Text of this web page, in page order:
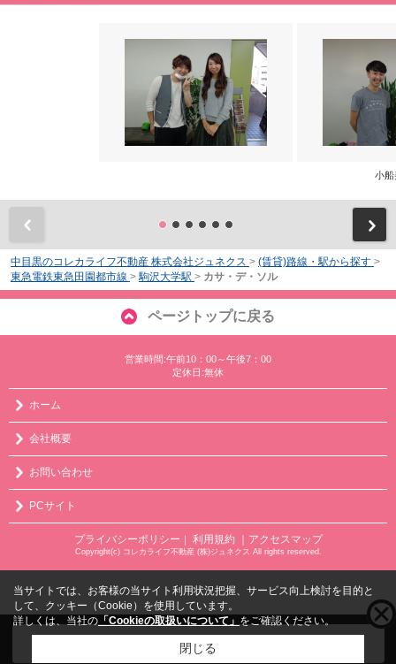
小船
中目黒のコレカライフ不動産 株式会社ジュネクス > (賃貸)路線・駅から探す >
東急電鉄東急田園都市線 > 駒沢大学駅 > カサ・デ・ソル
ページトップに戻る
営業時間:午前10：00～午後7：00
定休日:無休
ホーム
会社概要
お問い合わせ
PCサイト
プライバシーポリシー 利用規約 ｜アクセスマップ
Copyright(c) コレカライフ不動産 (株)ジュネクス All rights reserved.
こちらの物件をご覧の方にお勧めな物件
当サイトでは、お客様の当サイト利用状況把握、サービス向上検討を目的と
して、クッキー（Cookie）を使用しています。
詳しくは、当社の 「Cookieの取扱いについて」 をご確認ください。
閉じる